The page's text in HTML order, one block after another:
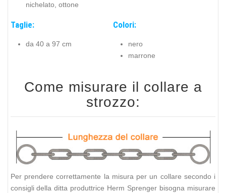
nichelato, ottone
Taglie:
da 40 a 97 cm
Colori:
nero
marrone
Come misurare il collare a
strozzo:
Per prendere correttamente la misura per un collare secondo i
consigli della ditta produttrice Herm Sprenger bisogna misurare